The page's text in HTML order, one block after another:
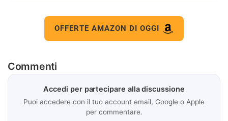
OFFERTE AMAZON DI OGGI
Commenti
Accedi per partecipare alla discussione
Puoi accedere con il tuo account email, Google o Apple
per commentare.